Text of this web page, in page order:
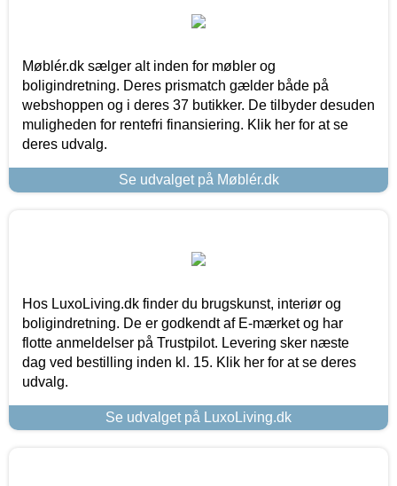
Møblér.dk sælger alt inden for møbler og
boligindretning. Deres prismatch gælder både på
webshoppen og i deres 37 butikker. De tilbyder desuden
muligheden for rentefri finansiering. Klik her for at se
deres udvalg.
Se udvalget på Møblér.dk
Hos LuxoLiving.dk finder du brugskunst, interiør og
boligindretning. De er godkendt af E-mærket og har
flotte anmeldelser på Trustpilot. Levering sker næste
dag ved bestilling inden kl. 15. Klik her for at se deres
udvalg.
Se udvalget på LuxoLiving.dk